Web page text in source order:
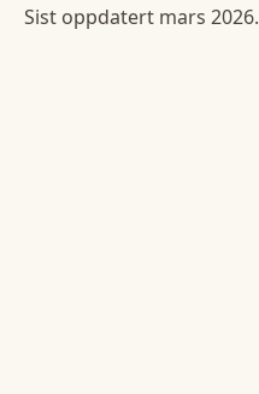
Sist oppdatert mars 2026.